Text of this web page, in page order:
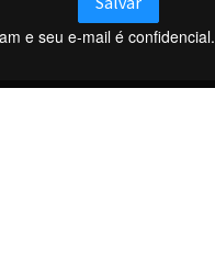
e seu e-mail é confidencial.